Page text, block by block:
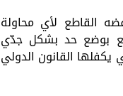
القاطع لأي محاولة
بوضع حد بشكل جدّي
يكفلها القانون الدولي